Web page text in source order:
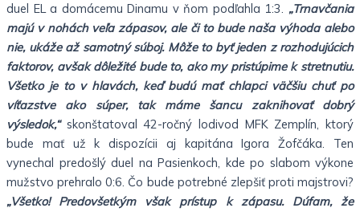
duel EL a domácemu Dinamu v ňom podľahla 1:3. „Trnavčania
majú v nohách veľa zápasov, ale či to bude naša výhoda alebo
nie, ukáže až samotný súboj. Môže to byť jeden z rozhodujúcich
faktorov, avšak dôležité bude to, ako my pristúpime k stretnutiu.
Všetko je to v hlavách, keď budú mať chlapci väčšiu chuť po
víťazstve ako súper, tak máme šancu zaknihovať dobrý
výsledok,“skonštatoval 42-ročný lodivod MFK Zemplín, ktorý
bude mať už k dispozícii aj kapitána Igora Žofčáka. Ten
vynechal predošlý duel na Pasienkoch, kde po slabom výkone
mužstvo prehralo 0:6. Čo bude potrebné zlepšiť proti majstrovi?
„Všetko! Predovšetkým však prístup k zápasu. Dúfam, že